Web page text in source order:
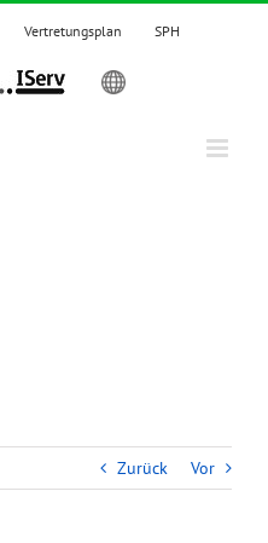
Vertretungsplan SPH
IServ English
Zurück Vor